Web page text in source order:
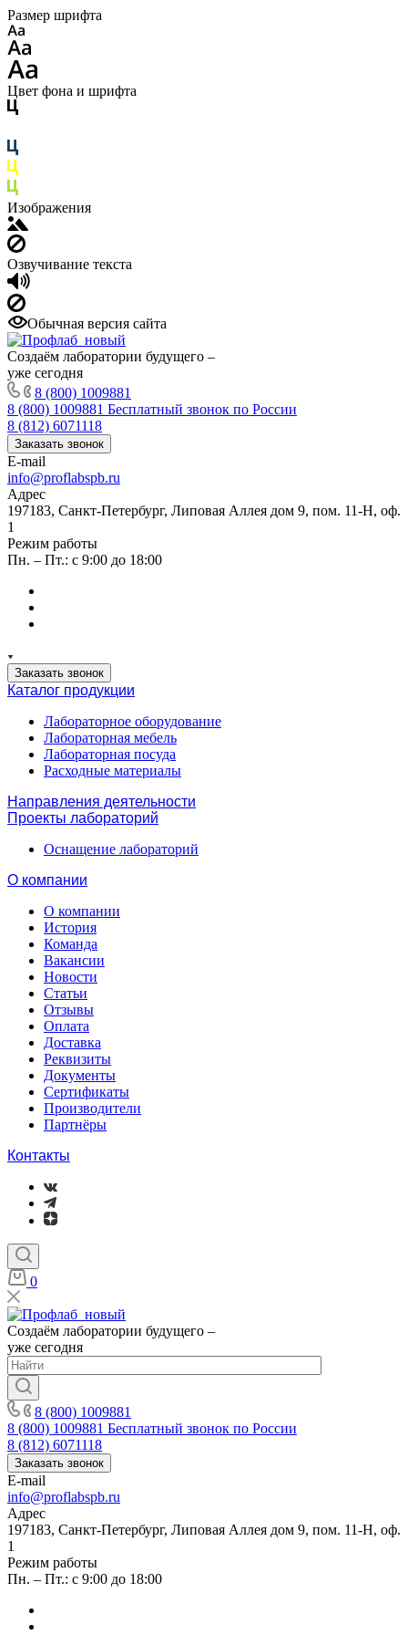
Размер шрифта
Цвет фона и шрифта
Изображения
Озвучивание текста
Обычная версия сайта
Создаём лаборатории будущего –
уже сегодня
8 (800) 1009881
8 (800) 1009881 Бесплатный звонок по России
8 (812) 6071118
Заказать звонок
E-mail
info@proflabspb.ru
Адрес
197183, Санкт-Петербург, Липовая Аллея дом 9, пом. 11-Н, оф.
1
Режим работы
Пн. – Пт.: с 9:00 до 18:00
Заказать звонок
Каталог продукции
Лабораторное оборудование
Лабораторная мебель
Лабораторная посуда
Расходные материалы
Направления деятельности
Проекты лабораторий
Оснащение лабораторий
О компании
О компании
История
Команда
Вакансии
Новости
Статьи
Отзывы
Оплата
Доставка
Реквизиты
Документы
Сертификаты
Производители
Партнёры
Контакты
0
Создаём лаборатории будущего –
уже сегодня
8 (800) 1009881
8 (800) 1009881 Бесплатный звонок по России
8 (812) 6071118
Заказать звонок
E-mail
info@proflabspb.ru
Адрес
197183, Санкт-Петербург, Липовая Аллея дом 9, пом. 11-Н, оф.
1
Режим работы
Пн. – Пт.: с 9:00 до 18:00